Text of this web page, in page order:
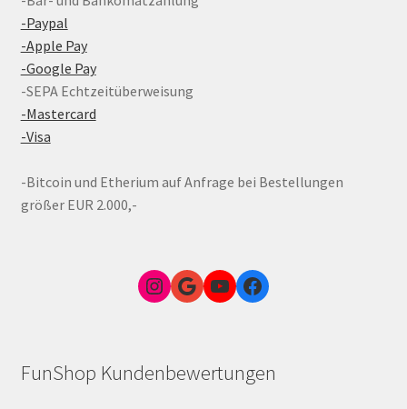
-Paypal
-Apple Pay
-Google Pay
-SEPA Echtzeitüberweisung
-Mastercard
-Visa
-Bitcoin und Etherium auf Anfrage bei Bestellungen
größer EUR 2.000,-
Instagram
Google Link zum FunShop WienYouTubeFacebook
FunShop Kundenbewertungen